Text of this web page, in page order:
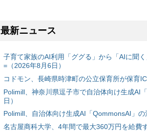
最新ニュース
子育て家族のAI利用「ググる」から「AIに聞
=（2026年8月6日）
コドモン、長崎県時津町の公立保育所が保育
Polimill、神奈川県逗子市で自治体向け生成AI
日）
Polimill、自治体向け生成AI「QommonsAI」
名古屋商科大学、4年間で最大360万円を給費